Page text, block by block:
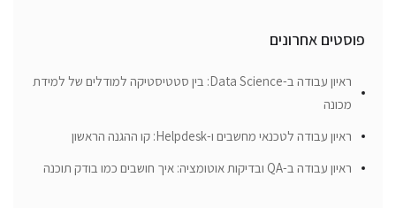
פוסטים אחרונים
ראיון עבודה ב-Data Science: בין סטטיסטיקה למודלים של למידת
מכונה
ראיון עבודה לטכנאי מחשבים ו-Helpdesk: קו ההגנה הראשון
ראיון עבודה ב-QA ובדיקות אוטומציה: איך חושבים כמו בודק תוכנה